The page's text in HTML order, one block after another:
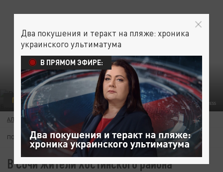
ФОТО: KOMSOMOLSKAYA PRAVDA/GLOBALLOOKPRESS
ПРОИСШЕСТВИЯ
АЛЕКСАНДРА АВДЕЕВА 17 ИЮНЯ 11:18
ПОДПИШИТЕСЬ:
В Сочи жители Хостинского района
Два покушения и теракт на пляже: хроника
украинского ультиматума
В ПРЯМОМ ЭФИРЕ: